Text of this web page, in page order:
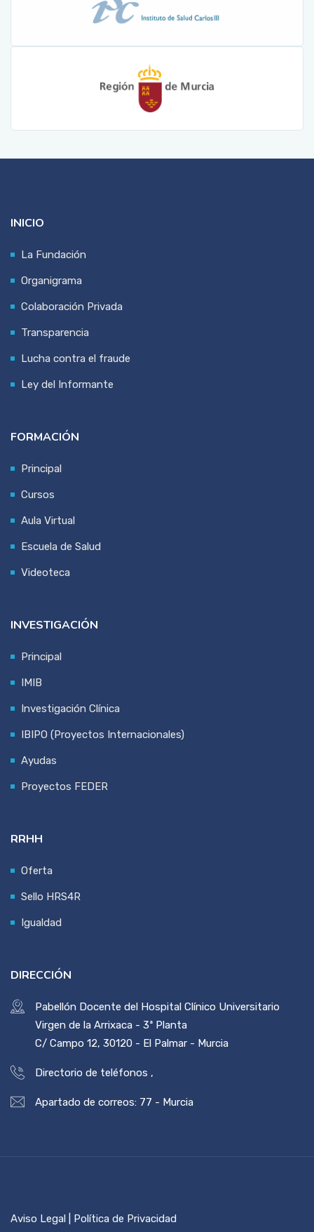
INICIO
La Fundación
Organigrama
Colaboración Privada
Transparencia
Lucha contra el fraude
Ley del Informante
FORMACIÓN
Principal
Cursos
Aula Virtual
Escuela de Salud
Videoteca
INVESTIGACIÓN
Principal
IMIB
Investigación Clínica
IBIPO (Proyectos Internacionales)
Ayudas
Proyectos FEDER
RRHH
Oferta
Sello HRS4R
Igualdad
DIRECCIÓN
Pabellón Docente del Hospital Clínico Universitario
Virgen de la Arrixaca - 3ª Planta
C/ Campo 12, 30120 - El Palmar - Murcia
Directorio de teléfonos ,
Apartado de correos: 77 - Murcia
Aviso Legal | Política de Privacidad